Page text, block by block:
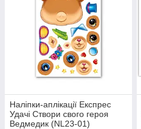
Наліпки-аплікації Експрес
Удачі Створи свого героя
Ведмедик (NL23-01)